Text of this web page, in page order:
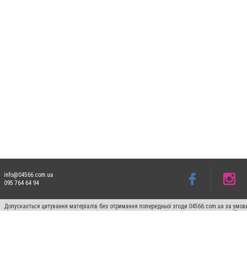
info@04566.com.ua
095 764 64 94
Допускається цитування матеріалів без отримання попередньої згоди 04566.com.ua за
відкритого для пошукових систем гіперпосилання на цитовані статті не нижче другого